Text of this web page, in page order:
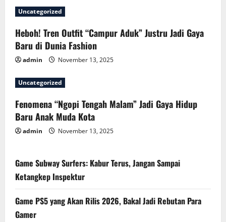
Uncategorized
Heboh! Tren Outfit “Campur Aduk” Justru Jadi Gaya
Baru di Dunia Fashion
admin November 13, 2025
Uncategorized
Fenomena “Ngopi Tengah Malam” Jadi Gaya Hidup
Baru Anak Muda Kota
admin November 13, 2025
Game Subway Surfers: Kabur Terus, Jangan Sampai
Ketangkep Inspektur
Game PS5 yang Akan Rilis 2026, Bakal Jadi Rebutan Para
Gamer